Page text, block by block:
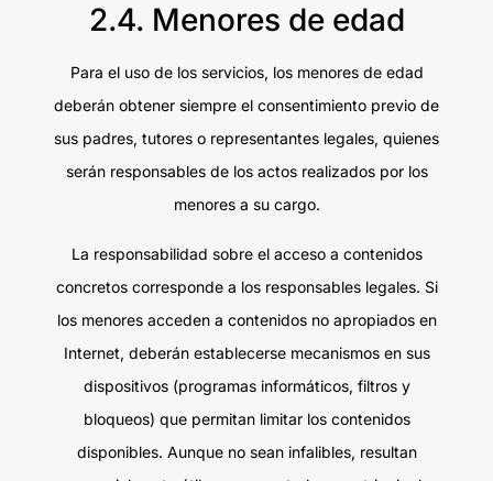
2.4. Menores de edad
Para el uso de los servicios, los menores de edad
deberán obtener siempre el consentimiento previo de
sus padres, tutores o representantes legales, quienes
serán responsables de los actos realizados por los
menores a su cargo.
La responsabilidad sobre el acceso a contenidos
concretos corresponde a los responsables legales. Si
los menores acceden a contenidos no apropiados en
Internet, deberán establecerse mecanismos en sus
dispositivos (programas informáticos, filtros y
bloqueos) que permitan limitar los contenidos
disponibles. Aunque no sean infalibles, resultan